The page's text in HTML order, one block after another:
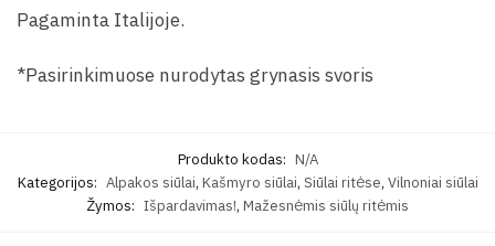
Pagaminta Italijoje.
*Pasirinkimuose nurodytas grynasis svoris
Produkto kodas: N/A
Kategorijos: Alpakos siūlai, Kašmyro siūlai, Siūlai ritėse, Vilnoniai siūlai
Žymos: Išpardavimas!, Mažesnėmis siūlų ritėmis